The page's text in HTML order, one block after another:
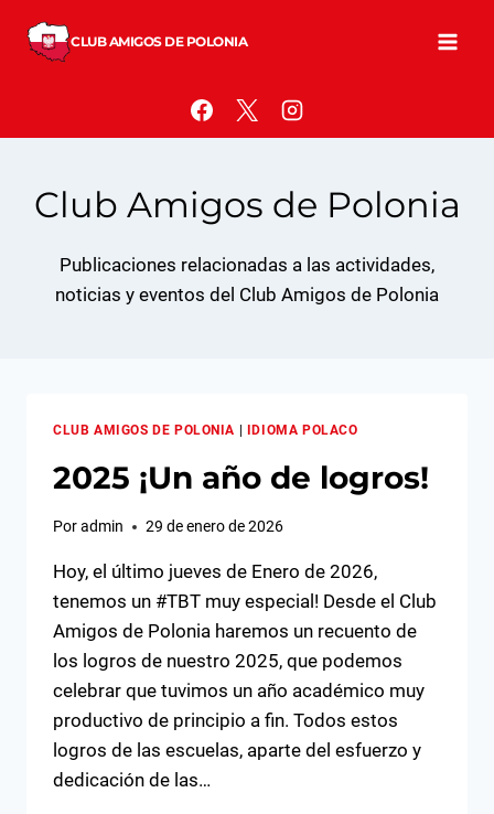
CLUB AMIGOS DE POLONIA
Club Amigos de Polonia
Publicaciones relacionadas a las actividades,
noticias y eventos del Club Amigos de Polonia
CLUB AMIGOS DE POLONIA IDIOMA POLACO
2025 ¡Un año de logros!
Poradmin 29 de enero de 2026
Hoy, el último jueves de Enero de 2026,
tenemos un #TBT muy especial! Desde el Club
Amigos de Polonia haremos un recuento de
los logros de nuestro 2025, que podemos
celebrar que tuvimos un año académico muy
productivo de principio a fin. Todos estos
logros de las escuelas, aparte del esfuerzo y
dedicación de las…